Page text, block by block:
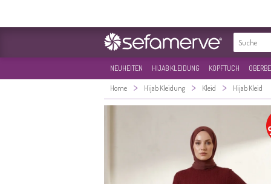
NEUHEITEN HIJAB KLEIDUNG KOPFTUCH
Home > Hijab Kleidung > Kleid > Hijab Kleid